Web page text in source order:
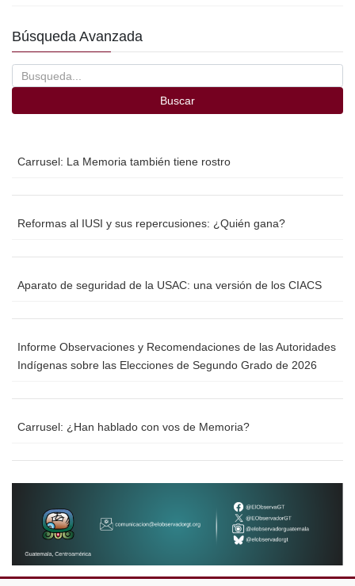
k
Búsqueda Avanzada
Buscar
Carrusel: La Memoria también tiene rostro
Reformas al IUSI y sus repercusiones: ¿Quién gana?
Aparato de seguridad de la USAC: una versión de los CIACS
Informe Observaciones y Recomendaciones de las Autoridades
Indígenas sobre las Elecciones de Segundo Grado de 2026
Carrusel: ¿Han hablado con vos de Memoria?